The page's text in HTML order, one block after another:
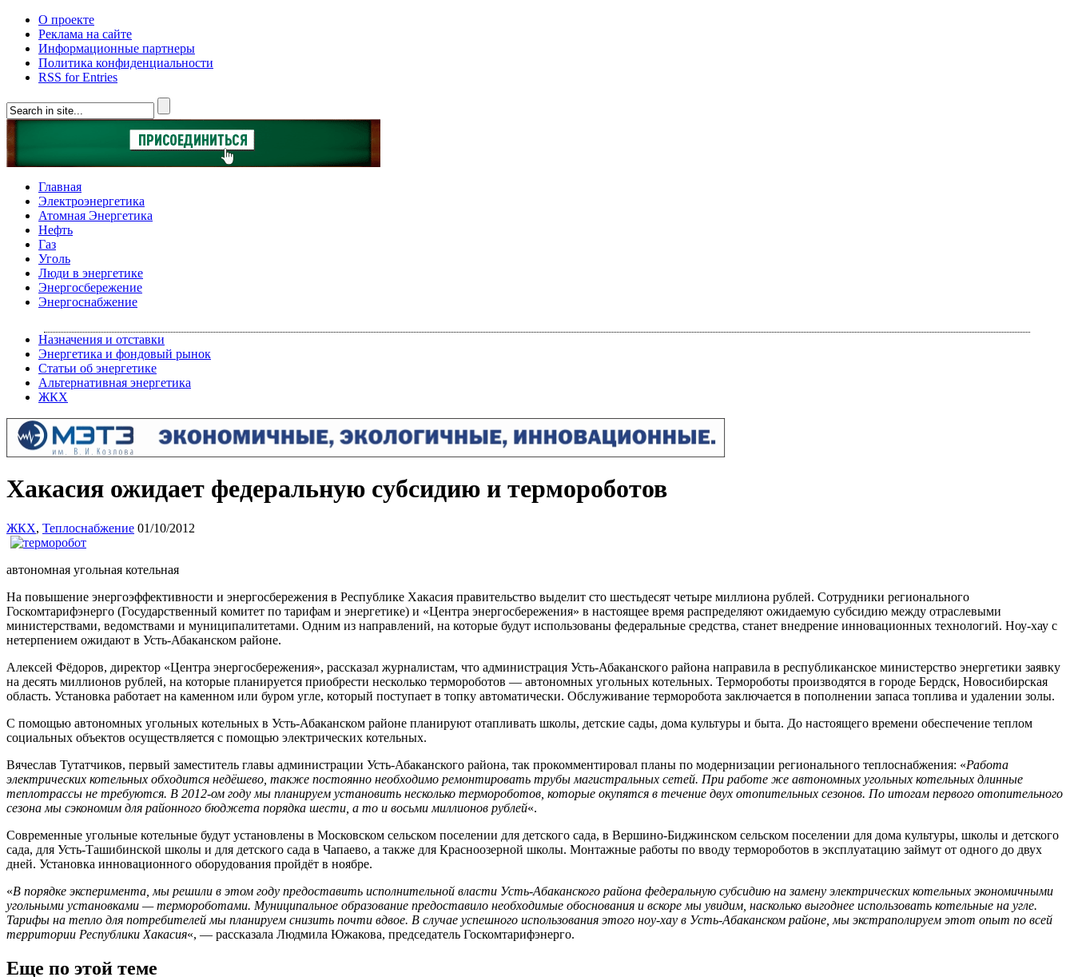
О проекте
Реклама на сайте
Информационные партнеры
Политика конфиденциальности
RSS for Entries
Главная
Электроэнергетика
Атомная Энергетика
Нефть
Газ
Уголь
Люди в энергетике
Энергосбережение
Энергоснабжение
Назначения и отставки
Энергетика и фондовый рынок
Статьи об энергетике
Альтернативная энергетика
ЖКХ
Хакасия ожидает федеральную субсидию и термороботов
ЖКХ, Теплоснабжение 01/10/2012
автономная угольная котельная
На повышение энергоэффективности и энергосбережения в Республике Хакасия правительство выделит сто шестьдесят четыре миллиона рублей. Сотрудники регионального
Госкомтарифэнерго (Государственный комитет по тарифам и энергетике) и «Центра энергосбережения» в настоящее время распределяют ожидаемую субсидию между отраслевыми
министерствами, ведомствами и муниципалитетами. Одним из направлений, на которые будут использованы федеральные средства, станет внедрение инновационных технологий. Ноу-хау с
нетерпением ожидают в Усть-Абаканском районе.
Алексей Фёдоров, директор «Центра энергосбережения», рассказал журналистам, что администрация Усть-Абаканского района направила в республиканское министерство энергетики заявку
на десять миллионов рублей, на которые планируется приобрести несколько термороботов — автономных угольных котельных. Термороботы производятся в городе Бердск, Новосибирская
область. Установка работает на каменном или буром угле, который поступает в топку автоматически. Обслуживание терморобота заключается в пополнении запаса топлива и удалении золы.
С помощью автономных угольных котельных в Усть-Абаканском районе планируют отапливать школы, детские сады, дома культуры и быта. До настоящего времени обеспечение теплом
социальных объектов осуществляется с помощью электрических котельных.
Вячеслав Тутатчиков, первый заместитель главы администрации Усть-Абаканского района, так прокомментировал планы по модернизации регионального теплоснабжения: «Работа
электрических котельных обходится недёшево, также постоянно необходимо ремонтировать трубы магистральных сетей. При работе же автономных угольных котельных длинные
теплотрассы не требуются. В 2012-ом году мы планируем установить несколько термороботов, которые окупятся в течение двух отопительных сезонов. По итогам первого отопительного
сезона мы сэкономим для районного бюджета порядка шести, а то и восьми миллионов рублей«.
Современные угольные котельные будут установлены в Московском сельском поселении для детского сада, в Вершино-Биджинском сельском поселении для дома культуры, школы и детского
сада, для Усть-Ташибинской школы и для детского сада в Чапаево, а также для Красноозерной школы. Монтажные работы по вводу термороботов в эксплуатацию займут от одного до двух
дней. Установка инновационного оборудования пройдёт в ноябре.
«В порядке эксперимента, мы решили в этом году предоставить исполнительной власти Усть-Абаканского района федеральную субсидию на замену электрических котельных экономичными
угольными установками — термороботами. Муниципальное образование предоставило необходимые обоснования и вскоре мы увидим, насколько выгоднее использовать котельные на угле.
Тарифы на тепло для потребителей мы планируем снизить почти вдвое. В случае успешного использования этого ноу-хау в Усть-Абаканском районе, мы экстраполируем этот опыт по всей
территории Республики Хакасия«, — рассказала Людмила Южакова, председатель Госкомтарифэнерго.
Еще по этой теме